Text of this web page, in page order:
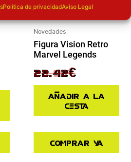
Política de privacidadAviso Legal
Novedades
Figura Vision Retro
Marvel Legends
29.90€
22.42€
Añadir a la
cesta
Comprar ya